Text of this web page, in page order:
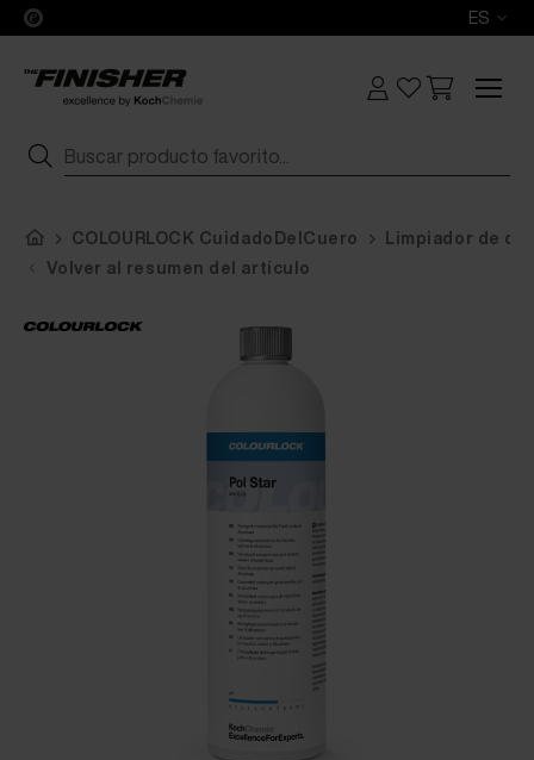
ES
COLOURLOCK CuidadoDelCuero
Limpiador de
Volver al resumen del artículo